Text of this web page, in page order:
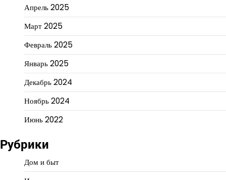
Апрель 2025
Март 2025
Февраль 2025
Январь 2025
Декабрь 2024
Ноябрь 2024
Июнь 2022
Рубрики
Дом и быт